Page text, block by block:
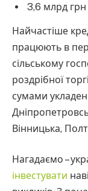
3,6 млрд
Найчастіше
працюють в
сільському
роздрібної
сумами
Вінницька,
Нагадаємо –
інвестувати